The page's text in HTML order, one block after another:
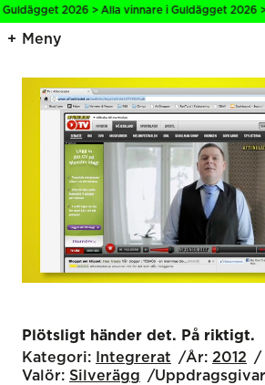
2026 > Alla vinnare i Guldägget 2026
Meny
Plötsligt händer det. På riktigt.
Kategori:
Integrerat År: 2012
Valör: Silverägg